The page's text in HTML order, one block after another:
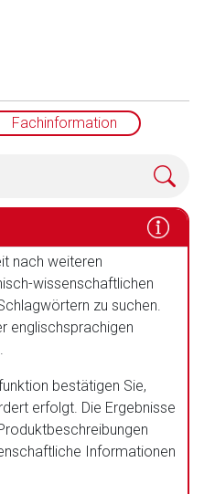
Fachinformation
nach weiteren
wissenschaftlichen
zu suchen.
englischsprachigen
bestätigen Sie,
erfolgt. Die Ergebnisse
Informationen